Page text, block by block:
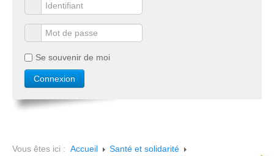
Se souvenir de moi
Vous êtes ici : Accueil Santé et solidarité